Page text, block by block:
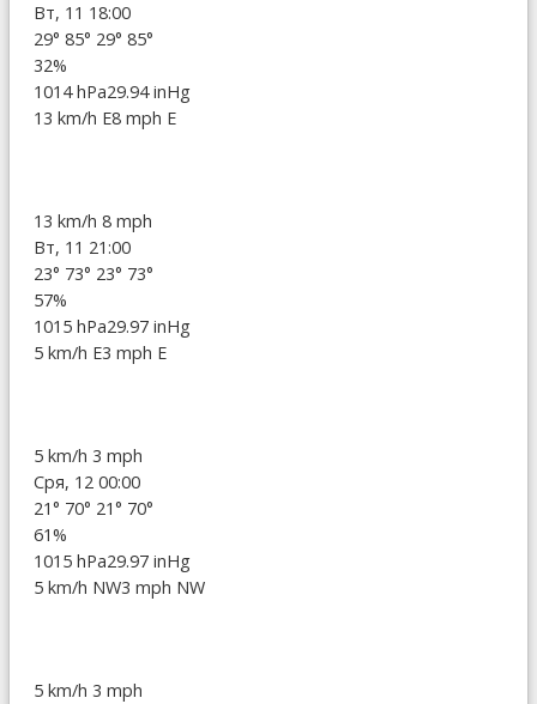
Вт, 11 18:00
29° 85° 29° 85°
32%
1014 hPa29.94 inHg
13 km/h E8 mph E
13 km/h 8 mph
Вт, 11 21:00
23° 73° 23° 73°
57%
1015 hPa29.97 inHg
5 km/h E3 mph E
5 km/h 3 mph
Сря, 12 00:00
21° 70° 21° 70°
61%
1015 hPa29.97 inHg
5 km/h NW3 mph NW
5 km/h 3 mph